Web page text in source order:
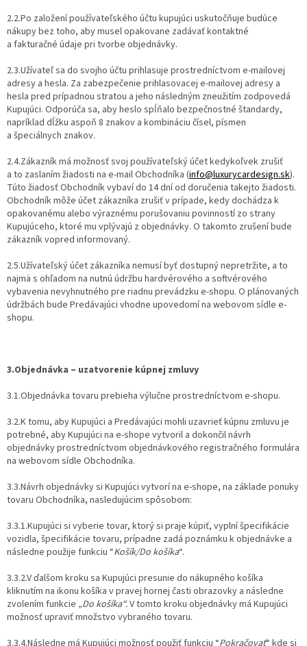
2.2.Po založení používateľského účtu kupujúci uskutočňuje budúce
nákupy bez toho, aby musel opakovane zadávať kontaktné
a fakturačné údaje pri tvorbe objednávky.
2.3.Užívateľ sa do svojho účtu prihlasuje prostredníctvom e-mailovej
adresy a hesla. Za zabezpečenie prihlasovacej e-mailovej adresy a
hesla pred prípadnou stratou a jeho následným zneužitím zodpovedá
Kupujúci. Odporúča sa, aby heslo spĺňalo bezpečnostné štandardy,
napríklad dĺžku aspoň 8 znakov a kombináciu čísel, písmen
a špeciálnych znakov.
2.4.Zákazník má možnosť svoj používateľský účet kedykoľvek zrušiť
a to zaslaním žiadosti na e-mail Obchodníka (info@luxurycardesign.sk).
Túto žiadosť Obchodník vybaví do 14 dní od doručenia takejto žiadosti.
Obchodník môže účet zákazníka zrušiť v prípade, kedy dochádza k
opakovanému alebo výraznému porušovaniu povinností zo strany
Kupujúceho, ktoré mu vplývajú z objednávky. O takomto zrušení bude
zákazník vopred informovaný.
2.5.Užívateľský účet zákazníka nemusí byť dostupný nepretržite, a to
najmä s ohľadom na nutnú údržbu hardvérového a softvérového
vybavenia nevyhnutného pre riadnu prevádzku e-shopu. O plánovaných
údržbách bude Predávajúci vhodne upovedomí na webovom sídle e-
shopu.
3.Objednávka – uzatvorenie kúpnej zmluvy
3.1.Objednávka tovaru prebieha výlučne prostredníctvom e-shopu.
3.2.K tomu, aby Kupujúci a Predávajúci mohli uzavrieť kúpnu zmluvu je
potrebné, aby Kupujúci na e-shope vytvoril a dokončil návrh
objednávky prostredníctvom objednávkového registračného formulára
na webovom sídle Obchodníka.
3.3.Návrh objednávky si Kupujúci vytvorí na e-shope, na základe ponuky
tovaru Obchodníka, nasledujúcim spôsobom:
3.3.1.Kupujúci si vyberie tovar, ktorý si praje kúpiť, vyplní špecifikácie
vozidla, špecifikácie tovaru, prípadne zadá poznámku k objednávke a
následne použije funkciu “Košík/Do košíka“.
3.3.2.V ďalšom kroku sa Kupujúci presunie do nákupného košíka
kliknutím na ikonu košíka v pravej hornej časti obrazovky a následne
zvolením funkcie „Do košíka“.V tomto kroku objednávky má Kupujúci
možnosť upraviť množstvo vybraného tovaru.
3.3.4.Následne má Kupujúci možnosť použiť funkciu “Pokračovať“ kde si